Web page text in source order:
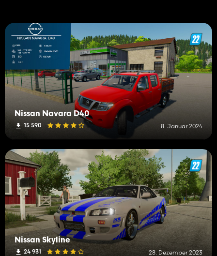
Nissan Navara D40
15 590 8. Januar 2024
Nissan Skyline
24 931 28. Dezember 2023